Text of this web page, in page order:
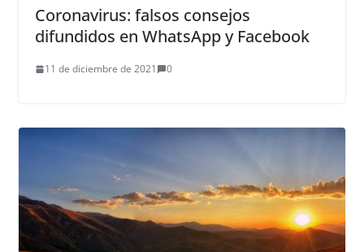
Coronavirus: falsos consejos
difundidos en WhatsApp y Facebook
11 de diciembre de 2021 0